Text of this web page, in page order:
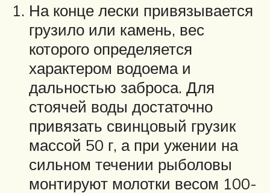
На конце лески привязывается
грузило или камень, вес
которого определяется
характером водоема и
дальностью заброса. Для
стоячей воды достаточно
привязать свинцовый грузик
массой 50 г, а при ужении на
сильном течении рыболовы
монтируют молотки весом 100-